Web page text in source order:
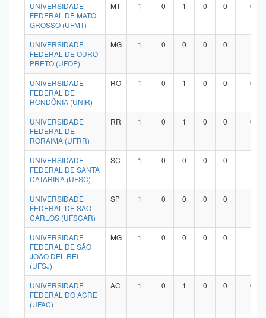
UNIVERSIDADE
FEDERAL DE MATO
GROSSO (UFMT)
MT 1 0 1 0 0 0
UNIVERSIDADE
FEDERAL DE OURO
PRETO (UFOP)
MG 1 0 0 0 0
UNIVERSIDADE
FEDERAL DE
RONDÔNIA (UNIR)
RO 1 0 1 0 0 0
UNIVERSIDADE
FEDERAL DE
RORAIMA (UFRR)
RR 1 0 1 0 0 0
UNIVERSIDADE
FEDERAL DE SANTA
CATARINA (UFSC)
SC 1 0 0 0 0
UNIVERSIDADE
FEDERAL DE SÃO
CARLOS (UFSCAR)
SP 1 0 0 0 0
UNIVERSIDADE
FEDERAL DE SÃO
JOÃO DEL-REI
(UFSJ)
MG 1 0 0 0 0
UNIVERSIDADE
FEDERAL DO ACRE
(UFAC)
AC 1 0 1 0 0 0